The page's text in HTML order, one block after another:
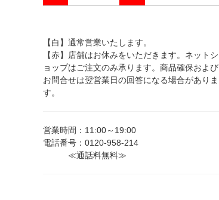
【白】通常営業いたします。
【赤】店舗はお休みをいただきます。ネットシ
ョップはご注文のみ承ります。商品確保および
お問合せは翌営業日の回答になる場合がありま
す。
営業時間：11:00～19:00
電話番号：0120-958-214
≪通話料無料≫